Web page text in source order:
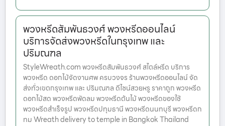
พวงหรีดสัมพันธวงศ์ พวงหรีดออนไลน์
บริการจัดส่งพวงหรีดในกรุงเทพ และ
ปริมณฑล
StyleWreath.com พวงหรีดสัมพันธวงศ์ สไตล์หรีด บริการ
พวงหรีด ดอกไม้จัดงานศพ ครบวงจร ร้านพวงหรีดออนไลน์ จัด
ส่งทั่วเขตกรุงเทพ และ ปริมณฑล ดีไซน์สวยหรู ราคาถูก พวงหรีด
ดอกไม้สด พวงหรีดพัดลม พวงหรีดต้นไม้ พวงหรีดของใช้
พวงหรีดสำเร็จรูป พวงหรีดปทุมธานี พวงหรีดนนทบุรี พวงหรีดก
ทม Wreath delivery to temple in Bangkok Thailand